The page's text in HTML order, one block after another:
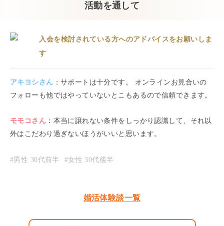
活動を通して
入会を検討されている方へのアドバイスをお願いしま
す
アキヨシ さん ： サポートは十分です。 オンラインお見合いの
フォローも他ではやっていないとこもあるので信頼できます。
モモコ さん ： 本当に譲れない条件をしっかり認識して、それ以
外はこだわり過ぎないほうがいいと思います。
#男性 30代前半 #女性 30代後半
婚活体験談一覧